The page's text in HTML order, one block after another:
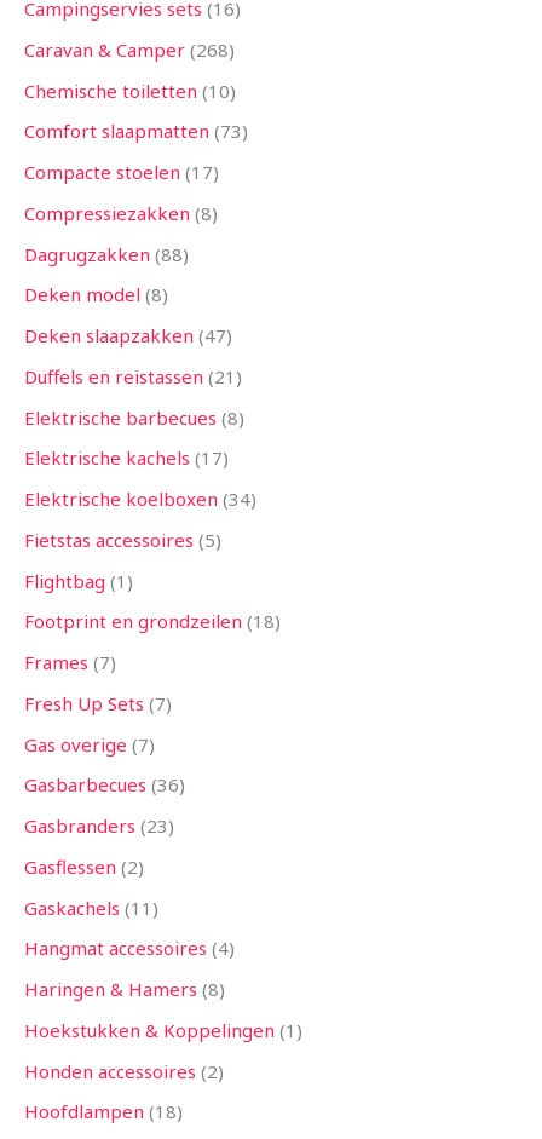
Campingservies sets 16
Caravan & Camper 268
Chemische toiletten 10
Comfort slaapmatten 73
Compacte stoelen 17
Compressiezakken 8
Dagrugzakken 88
Deken model 8
Deken slaapzakken 47
Duffels en reistassen 21
Elektrische barbecues 8
Elektrische kachels 17
Elektrische koelboxen 34
Fietstas accessoires 5
Flightbag 1
Footprint en grondzeilen 18
Frames 7
Fresh Up Sets 7
Gas overige 7
Gasbarbecues 36
Gasbranders 23
Gasflessen 2
Gaskachels 11
Hangmat accessoires 4
Haringen & Hamers 8
Hoekstukken & Koppelingen 1
Honden accessoires 2
Hoofdlampen 18